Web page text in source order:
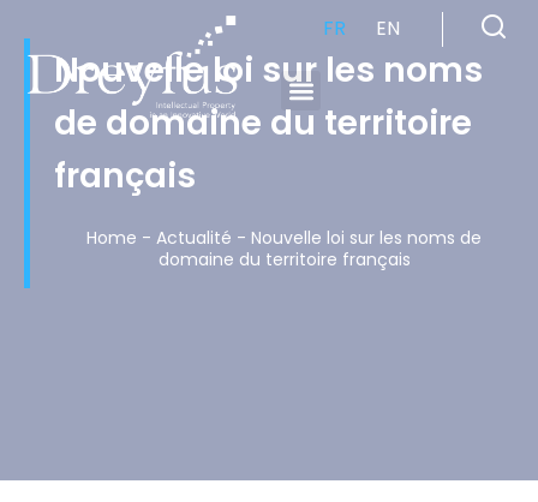
FR EN
Nouvelle loi sur les noms
de domaine du territoire
français
Home - Actualité - Nouvelle loi sur les noms de
domaine du territoire français